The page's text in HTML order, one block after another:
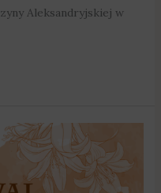
Aleksandryjskiej w